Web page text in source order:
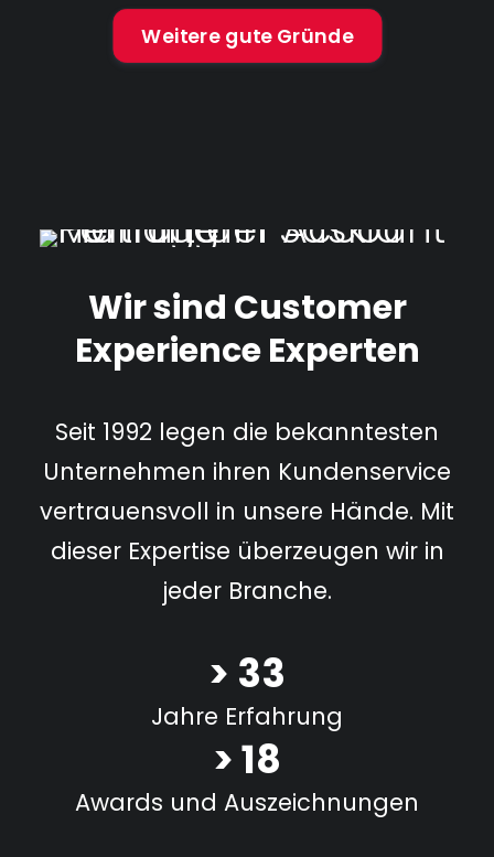
Weitere gute Gründe
Wir sind Customer
Experience Experten
Seit 1992 legen die bekanntesten
Unternehmen ihren Kundenservice
vertrauensvoll in unsere Hände. Mit
dieser Expertise überzeugen wir in
jeder Branche.
> 33
Jahre Erfahrung
> 18
Awards und Auszeichnungen